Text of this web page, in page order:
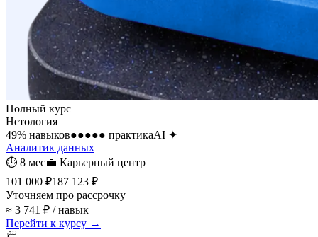
Полный курс
Нетология
49% навыков●●●●● практикаAI ✦
Аналитик данных
⏱ 8 мес💼 Карьерный центр
101 000 ₽187 123 ₽
Уточняем про рассрочку
≈ 3 741 ₽ / навык
Перейти к курсу →